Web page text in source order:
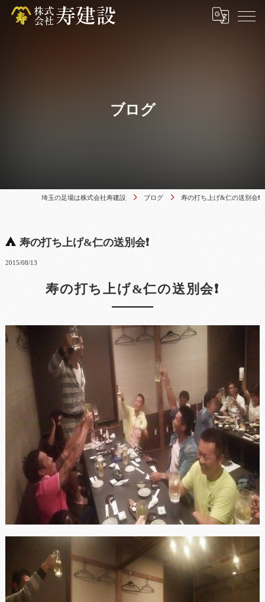
ブログ
埼玉の足場は株式会社寿建設 ブログ 寿の打ち上げ&仁の送別会❗
寿の打ち上げ&仁の送別会❗
2015/08/13
寿の打ち上げ&仁の送別会❗